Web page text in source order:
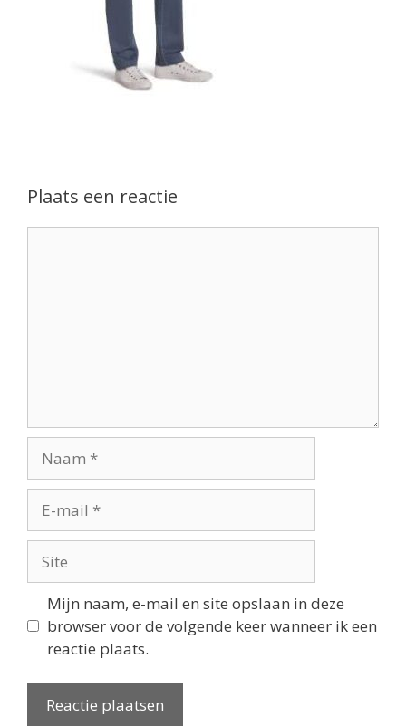
Plaats een reactie
Mijn naam, e-mail en site opslaan in deze
browser voor de volgende keer wanneer ik een
reactie plaats.